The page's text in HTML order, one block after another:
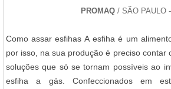
Escritório de alta qualidade onde são
uma empresa que tenha produtos e
e proteção, características simples,
comprometimento da empresa com seus
que a E-Burner Combustão Industrial é
PROMAQ/ SÃO PAULO
Como assar esfihas A esfiha é um
por isso, na sua produção é preciso contar
soluções que só se tornam possíveis ao
esfiha a gás. Confeccionados em